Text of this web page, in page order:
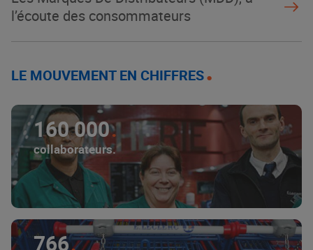
l’écoute des consommateurs
LE MOUVEMENT EN CHIFFRES
160 000
collaborateurs.
766